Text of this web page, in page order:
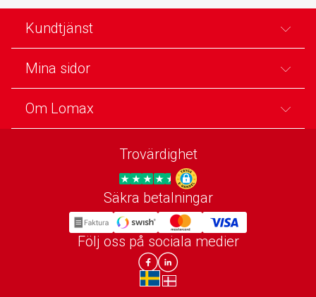
Kundtjänst
Mina sidor
Om Lomax
Trovärdighet
Trygg E-handel
Säkra betalningar
Följ oss på sociala medier
Lomax DK Facebook
Lomax SE LinkIn
sv-SEda-DK